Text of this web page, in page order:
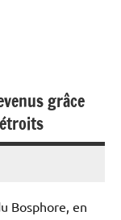
grâce
Bosphore, en